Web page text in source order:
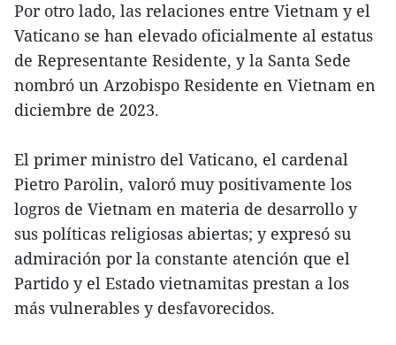
Por otro lado, las relaciones entre Vietnam y el
Vaticano se han elevado oficialmente al estatus
de Representante Residente, y la Santa Sede
nombró un Arzobispo Residente en Vietnam en
diciembre de 2023.
El primer ministro del Vaticano, el cardenal
Pietro Parolin, valoró muy positivamente los
logros de Vietnam en materia de desarrollo y
sus políticas religiosas abiertas; y expresó su
admiración por la constante atención que el
Partido y el Estado vietnamitas prestan a los
más vulnerables y desfavorecidos.